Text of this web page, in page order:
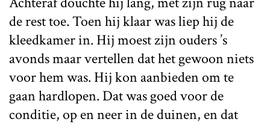
de rest toe. Toen hij klaar was liep hij de
kleedkamer in. Hij moest zijn ouders ’s
avonds maar vertellen dat het gewoon niets
voor hem was. Hij kon aanbieden om te
gaan hardlopen. Dat was goed voor de
conditie, op en neer in de duinen, en dat